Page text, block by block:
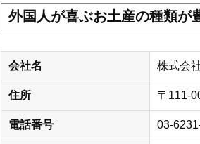
外国人が喜ぶお土産の種類が
会社名 株式会
住所 〒111-
電話番号 03-